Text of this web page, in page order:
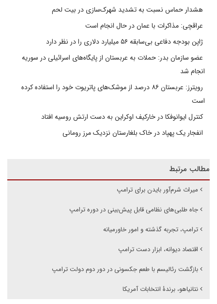
هشدار حماس نسبت به تشدید شهرک‌سازی در بیت‌ لحم
عراقچی: مذاکرات با عمان در حال انجام است
ژاپن بودجه دفاعی بی‌سابقه ۵۶ میلیارد دلاری را در نظر دارد
عضو سازمان بدر: حملات به عربستان از پایگاه‌های اسرائیلی در سوریه
انجام شد
رویترز: عربستان ۸۶ درصد از موشک‌های پاتریوت خود را استفاده کرده
است
کنترل ایوانوفکا در خارکیف اوکراین به دست ارتش روسیه افتاد
انفجار یک پهپاد در خاک بلغارستان نزدیک مرز رومانی
مطالب مرتبط
میراث شرم‌آور بایدن برای ترامپ
جاه طلبی‌های نظامی قابل پیش‌بینی در دوره ترامپ
ترامپ، تجربه گذشته و امور خاورمیانه
اقتصاد دیوانه، ابزار دست ترامپ
بازگشت رئالیسم با طعم جکسونی در دور دوم دولت ترامپ
نتانیاهو، برندۀ انتخابات آمریکا